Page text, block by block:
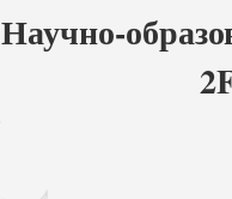
Научно-